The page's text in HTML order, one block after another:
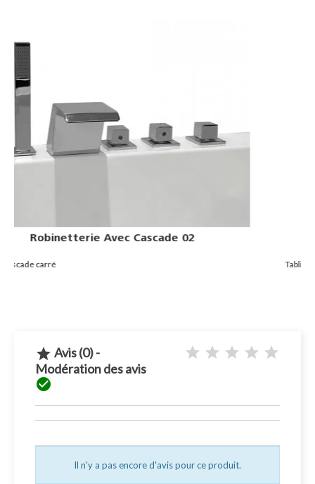
Tablier Pour Baignoire D'angle
Tablier avant pour baignoires d'angle
 Avis (0) -
Modération des avis

Il n'y a pas encore d'avis pour ce produit.